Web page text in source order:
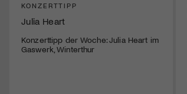
KONZERTTIPP
Julia Heart
Konzerttipp der Woche: Julia Heart im
Gaswerk, Winterthur